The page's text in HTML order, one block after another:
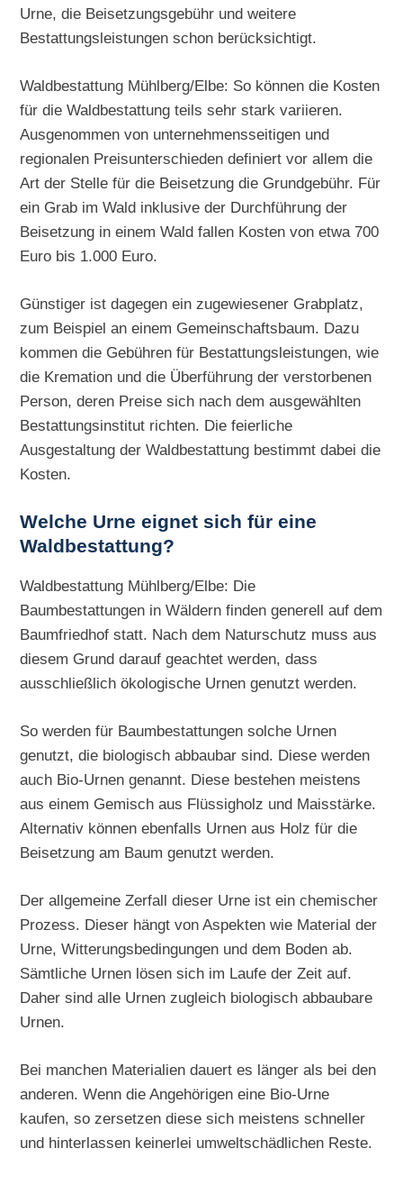
Urne, die Beisetzungsgebühr und weitere
Bestattungsleistungen schon berücksichtigt.
Waldbestattung Mühlberg/Elbe: So können die Kosten
für die Waldbestattung teils sehr stark variieren.
Ausgenommen von unternehmensseitigen und
regionalen Preisunterschieden definiert vor allem die
Art der Stelle für die Beisetzung die Grundgebühr. Für
ein Grab im Wald inklusive der Durchführung der
Beisetzung in einem Wald fallen Kosten von etwa 700
Euro bis 1.000 Euro.
Günstiger ist dagegen ein zugewiesener Grabplatz,
zum Beispiel an einem Gemeinschaftsbaum. Dazu
kommen die Gebühren für Bestattungsleistungen, wie
die Kremation und die Überführung der verstorbenen
Person, deren Preise sich nach dem ausgewählten
Bestattungsinstitut richten. Die feierliche
Ausgestaltung der Waldbestattung bestimmt dabei die
Kosten.
Welche Urne eignet sich für eine
Waldbestattung?
Waldbestattung Mühlberg/Elbe: Die
Baumbestattungen in Wäldern finden generell auf dem
Baumfriedhof statt. Nach dem Naturschutz muss aus
diesem Grund darauf geachtet werden, dass
ausschließlich ökologische Urnen genutzt werden.
So werden für Baumbestattungen solche Urnen
genutzt, die biologisch abbaubar sind. Diese werden
auch Bio-Urnen genannt. Diese bestehen meistens
aus einem Gemisch aus Flüssigholz und Maisstärke.
Alternativ können ebenfalls Urnen aus Holz für die
Beisetzung am Baum genutzt werden.
Der allgemeine Zerfall dieser Urne ist ein chemischer
Prozess. Dieser hängt von Aspekten wie Material der
Urne, Witterungsbedingungen und dem Boden ab.
Sämtliche Urnen lösen sich im Laufe der Zeit auf.
Daher sind alle Urnen zugleich biologisch abbaubare
Urnen.
Bei manchen Materialien dauert es länger als bei den
anderen. Wenn die Angehörigen eine Bio-Urne
kaufen, so zersetzen diese sich meistens schneller
und hinterlassen keinerlei umweltschädlichen Reste.